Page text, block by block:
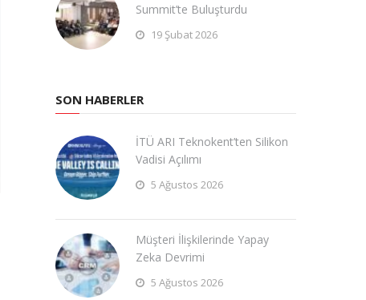
Summit’te Buluşturdu
19 Şubat 2026
SON HABERLER
İTÜ ARI Teknokent’ten Silikon
Vadisi Açılımı
5 Ağustos 2026
Müşteri İlişkilerinde Yapay
Zeka Devrimi
5 Ağustos 2026